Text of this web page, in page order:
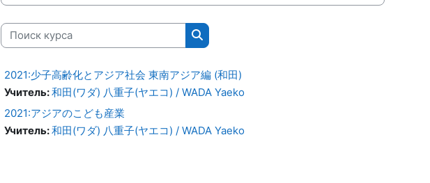
Поиск курса
Поиск курса
2021:少子高齢化とアジア社会 東南アジア編 (和田)
Учитель:和田(ワダ) 八重子(ヤエコ) / WADA Yaeko
2021:アジアのこども産業
Учитель:和田(ワダ) 八重子(ヤエコ) / WADA Yaeko